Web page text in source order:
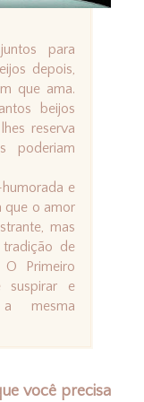
para
depois,
que ama.
beijos
reserva
poderiam
e
que o amor
mas
de
Primeiro
suspirar e
mesma
você precisa